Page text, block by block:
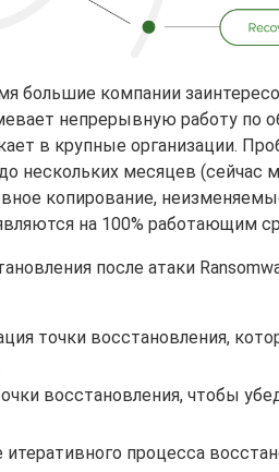
большие компании
непрерывную работу по
в крупные организации.
нескольких месяцев (сейчас
копирование,
на 100% работающим
после атаки
точки восстановления,
восстановления, чтобы
процесса